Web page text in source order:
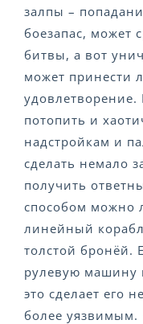
залпы –
боезапас, может
битвы, а вот
может принести
потопить и
надстройкам и
сделать немало
получить
способом можно
линейный
толстой бронёй.
рулевую машину
это сделает его
более уязвимым.